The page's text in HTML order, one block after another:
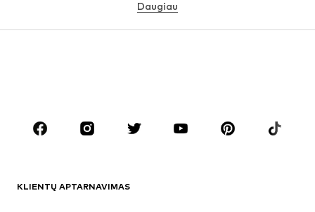
Apatiniai
Sijonai
Palaidinės ir tunikos
Aksesuarai
Premium
Naujienos
Daugiau
KLIENTŲ APTARNAVIMAS